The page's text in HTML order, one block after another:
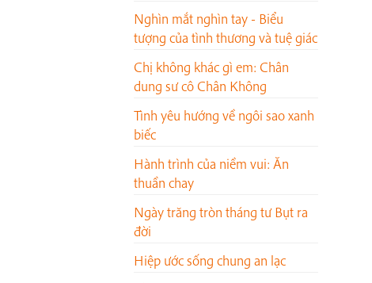
Nghìn mắt nghìn tay - Biểu
tượng của tình thương và tuệ giác
Chị không khác gì em: Chân
dung sư cô Chân Không
Tình yêu hướng về ngôi sao xanh
biếc
Hành trình của niềm vui: Ăn
thuần chay
Ngày trăng tròn tháng tư Bụt ra
đời
Hiệp ước sống chung an lạc